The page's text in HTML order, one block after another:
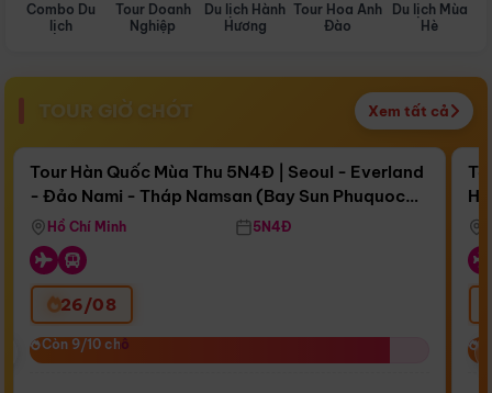
Combo Du
lịch
Tour Doanh
Nghiệp
Du lịch Hành
Hương
Tour Hoa Anh
Đào
Du lịch Mùa
Hè
TOUR GIỜ CHÓT Xem tất cả
Còn16 ngày 17:08:23
Bay Sun Phuquoc Airways
Điểm nổi bật
Tour Hàn Quốc Mùa Thu 5N4Đ | Seoul - Everland
- Đảo Nami - Tháp Namsan (Bay Sun Phuquoc
Airways)
Hồ Chí Minh 5N4Đ
26/08
Còn 9/10 chỗ
Còn 9/10 chỗ